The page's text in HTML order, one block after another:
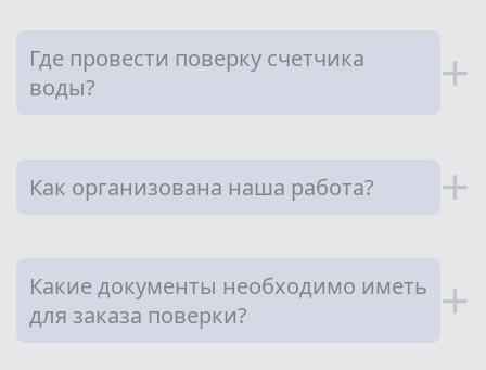
Где провести поверку счетчика
воды?
+
Как организована наша работа? +
Какие документы необходимо иметь
для заказа поверки?
+